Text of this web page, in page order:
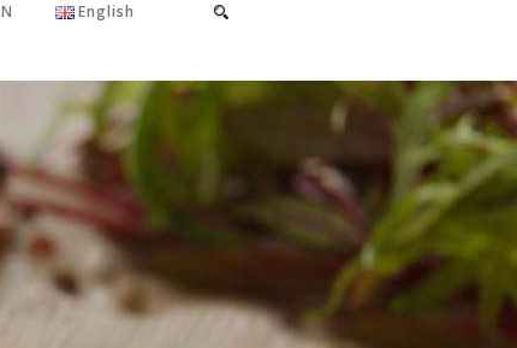
English